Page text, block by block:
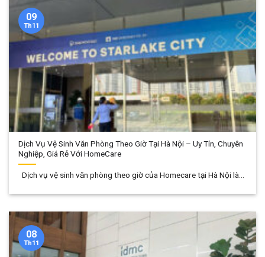
Dịch Vụ Vệ Sinh Văn Phòng Theo Giờ Tại Hà Nội – Uy Tín, Chuyên
Nghiệp, Giá Rẻ Với HomeCare
Dịch vụ vệ sinh văn phòng theo giờ của Homecare tại Hà Nội là...
09
Th11
08
Th11